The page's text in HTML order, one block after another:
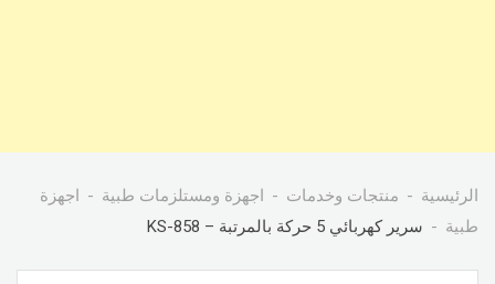
الرئيسية منتجات وخدمات اجهزة ومستلزمات طبية
اجهزة
طبية
سرير كهربائي 5 حركة بالمرتبة – KS-858